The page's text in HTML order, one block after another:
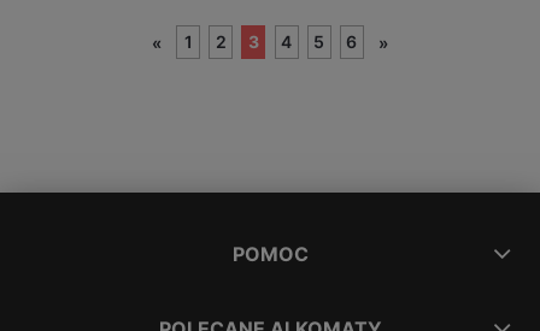
« 1 2 3 4 5 6 »
POMOC